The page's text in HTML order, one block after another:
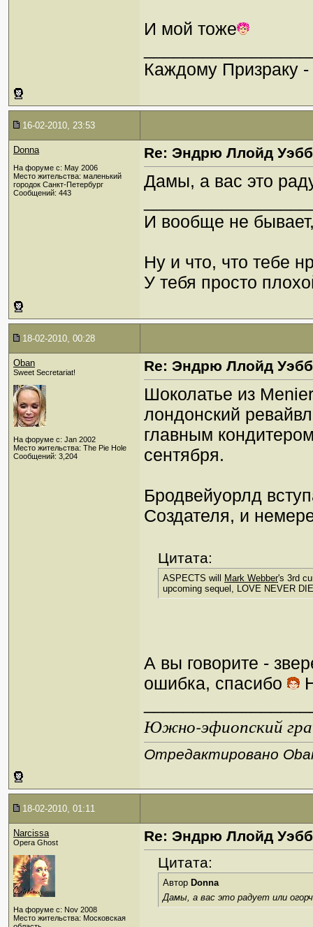
И мой тоже
Каждому Призраку
16-02-2010, 23:53
Donna
На форуме с: May 2006
Место жительства: маленький
городок Санкт-Петербург
Сообщений: 443
Re: Эндрю Ллойд
Дамы, а вас это
И вообще не
Ну и что, что тебе
У тебя просто
18-02-2010, 00:28
Oban
Sweet Secretariat!
На форуме с: Jan 2002
Место жительства: The Pie Hole
Сообщений: 3,204
Re: Эндрю Ллойд
Шоколатье из
лондонский
главным
сентября.
Бродвейуорлд
Создателя, и
Цитата:
ASPECTS will Mark Webber's 3rd
upcoming sequel, LOVE NEVER
А вы говорите -
ошибка, спасибо
Южно-эфиопский
Отредактировано
18-02-2010, 01:11
Narcissa
Opera Ghost
На форуме с: Nov 2008
Место жительства: Московская
Re: Эндрю Ллойд
Цитата:
Автор Donna
Дамы, а вас это радует или